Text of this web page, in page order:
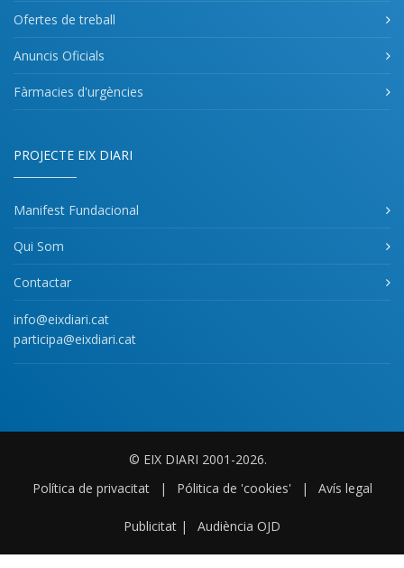
Ofertes de treball
Anuncis Oficials
Fàrmacies d'urgències
PROJECTE EIX DIARI
Manifest Fundacional
Qui Som
Contactar
info@eixdiari.cat
participa@eixdiari.cat
© EIX DIARI 2001-2026.
Política de privacitat
| Pólitica de 'cookies' | Avís legal
Publicitat | Audiència OJD